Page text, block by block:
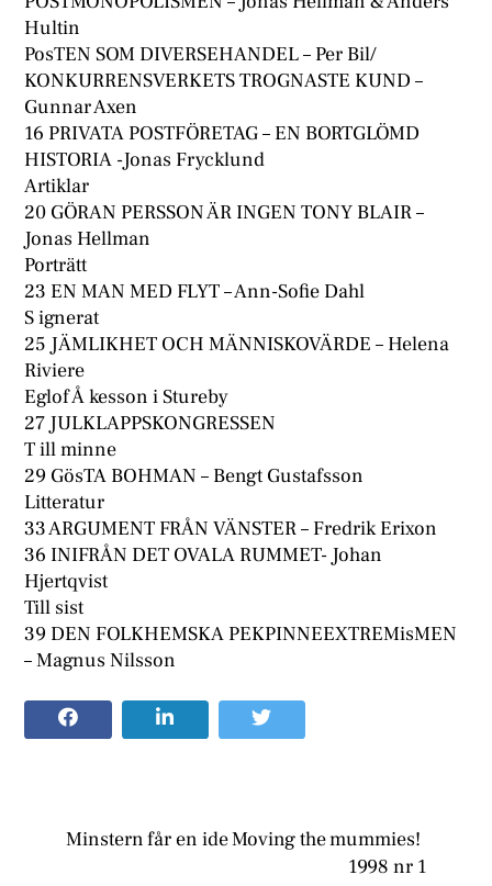
Hultin
PosTEN SOM DIVERSEHANDEL – Per Bil/
KONKURRENSVERKETS TROGNASTE KUND –
Gunnar Axen
16 PRIVATA POSTFÖRETAG – EN BORTGLÖMD
HISTORIA -Jonas Frycklund
Artiklar
20 GÖRAN PERSSON ÄR INGEN TONY BLAIR –
Jonas Hellman
Porträtt
23 EN MAN MED FLYT – Ann-Sofie Dahl
S ignerat
25 JÄMLIKHET OCH MÄNNISKOVÄRDE – Helena
Riviere
Eglof Å kesson i Stureby
27 JULKLAPPSKONGRESSEN
T ill minne
29 GösTA BOHMAN – Bengt Gustafsson
Litteratur
33 ARGUMENT FRÅN VÄNSTER – Fredrik Erixon
36 INIFRÅN DET OVALA RUMMET- Johan
Hjertqvist
Till sist
39 DEN FOLKHEMSKA PEKPINNEEXTREMisMEN
– Magnus Nilsson
Minstern får en ide Moving the mummies!
1998 nr 1